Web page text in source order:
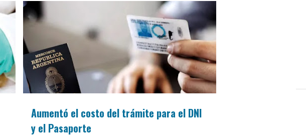
Aumentó el costo del trámite para el DNI
y el Pasaporte
INTERÉS GENERAL